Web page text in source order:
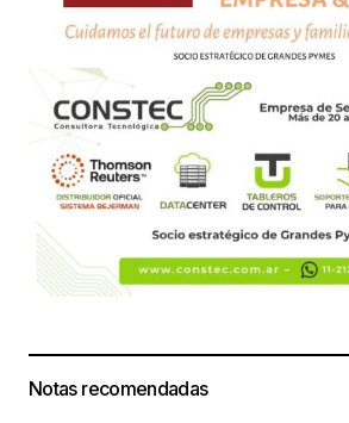
Notas recomendadas